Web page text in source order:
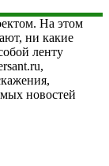
На этом
ни какие
ленту
новостей